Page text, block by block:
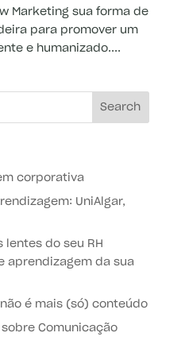
Marketing sua forma de
para promover um
e humanizado....
corporativa
UniAlgar,
lentes do seu RH
aprendizagem da sua
é mais (só) conteúdo
Comunicação